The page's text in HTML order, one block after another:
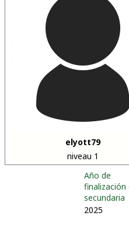
elyott79
niveau 1
Año de
finalización
secundaria
2025